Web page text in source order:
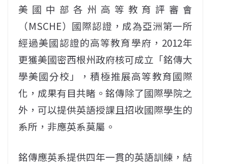
美國中部各州高等教育評審會
（MSCHE）國際認證，成為亞洲第一所
經過美國認證的高等教育學府，2012年
更獲美國密西根州政府核可成立「銘傳大
學美國分校」，積極推展高等教育國際
化，成果有目共睹。銘傳除了國際學院之
外，可以提供英語授課且招收國際學生的
系所，非應英系莫屬。
銘傳應英系提供四年一貫的英語訓練，結